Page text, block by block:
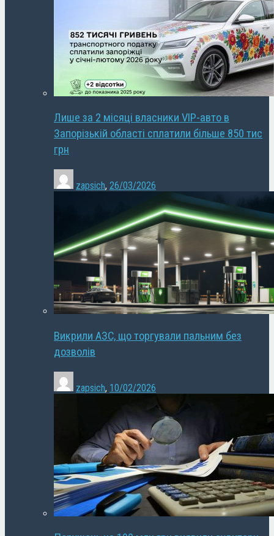
Лише за 2 місяці власники VIP-авто в
Запорізькій області сплатили більше 850 тис
грн
zapsich, 26/03/2026
Викрили АЗС, що торгували пальним без
дозволів
zapsich, 10/02/2026